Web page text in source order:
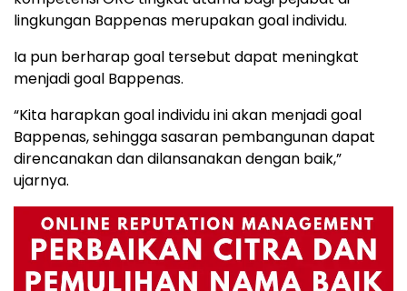
lingkungan Bappenas merupakan goal individu.
Ia pun berharap goal tersebut dapat meningkat
menjadi goal Bappenas.
“Kita harapkan goal individu ini akan menjadi goal
Bappenas, sehingga sasaran pembangunan dapat
direncanakan dan dilansanakan dengan baik,”
ujarnya.